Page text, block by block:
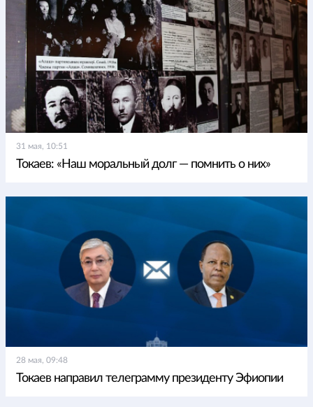
31 мая, 10:51
Токаев: «Наш моральный долг — помнить о них»
28 мая, 09:48
Токаев направил телеграмму президенту Эфиопии